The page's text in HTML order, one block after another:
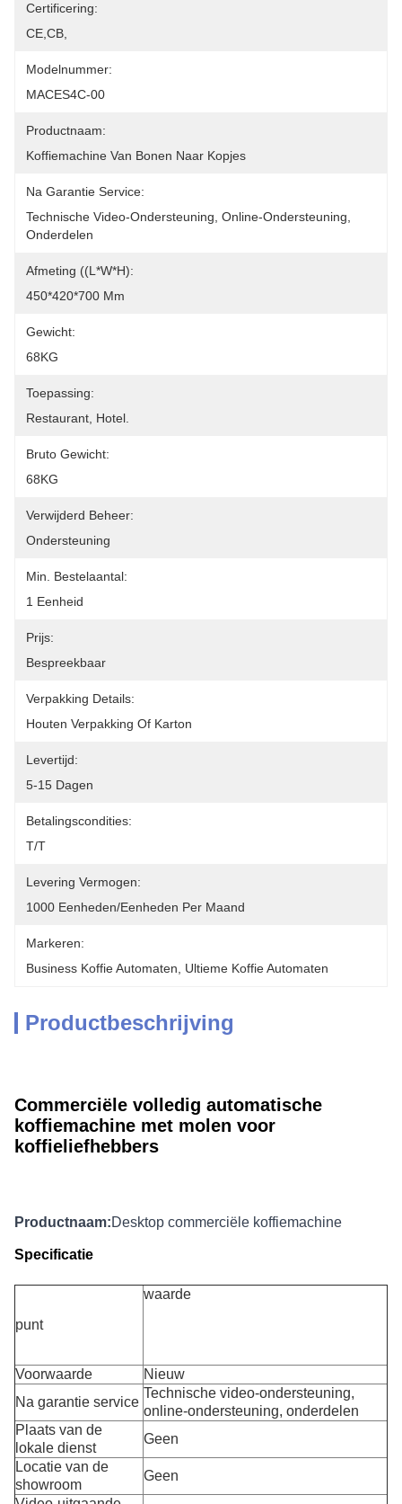
Certificering:
CE,CB,
Modelnummer:
MACES4C-00
Productnaam:
Koffiemachine Van Bonen Naar Kopjes
Na Garantie Service:
Technische Video-Ondersteuning, Online-Ondersteuning,
Onderdelen
Afmeting ((L*W*H):
450*420*700 Mm
Gewicht:
68KG
Toepassing:
Restaurant, Hotel.
Bruto Gewicht:
68KG
Verwijderd Beheer:
Ondersteuning
Min. Bestelaantal:
1 Eenheid
Prijs:
Bespreekbaar
Verpakking Details:
Houten Verpakking Of Karton
Levertijd:
5-15 Dagen
Betalingscondities:
T/T
Levering Vermogen:
1000 Eenheden/eenheden Per Maand
Markeren:
Business Koffie Automaten
Ultieme Koffie Automaten
Productbeschrijving
Commerciële volledig automatische
koffiemachine met molen voor
koffieliefhebbers
Productnaam:Desktop commerciële koffiemachine
Specificatie
punt
waarde
Voorwaarde
Nieuw
Na garantie service
Technische video-ondersteuning,
online-ondersteuning, onderdelen
Plaats van de
lokale dienst
Geen
Locatie van de
showroom
Geen